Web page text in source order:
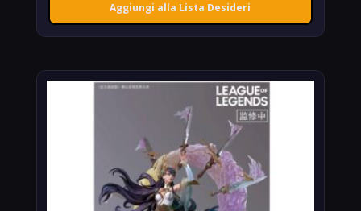
Aggiungi alla Lista Desideri